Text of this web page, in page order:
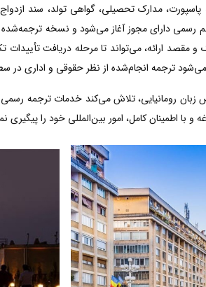
پاسپورت، مدارک تحصیلی، گواهی تولد، سند
رسمی دارای مجوز آغاز می‌شود و نسخه ترجمه‌شده
ارائه، می‌تواند تا مرحله دریافت تأییدات
ترجمه انجام‌شده از نظر حقوقی و اداری در
رومانیایی، تلاش می‌کند خدمات ترجمه
با اطمینان کامل، امور بین‌المللی خود را پیگیری